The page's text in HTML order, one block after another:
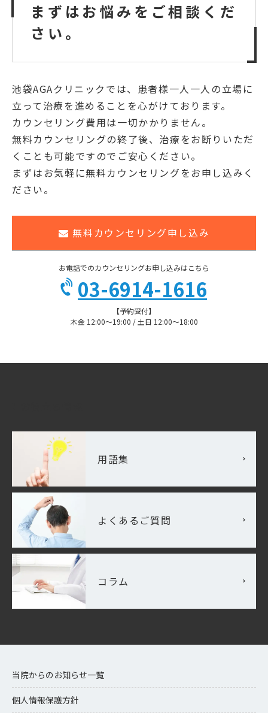
まずはお悩みをご相談くだ
さい。
池袋AGAクリニックでは、患者様一人一人の立場に
立って治療を進めることを心がけております。
カウンセリング費用は一切かかりません。
無料カウンセリングの終了後、治療をお断りいただ
くことも可能ですのでご安心ください。
まずはお気軽に無料カウンセリングをお申し込みく
ださい。
無料カウンセリング申し込み
お電話でのカウンセリングお申し込みはこちら
03-6914-1616
【予約受付】
木金 12:00〜19:00 / 土日 12:00〜18:00
用語集
よくあるご質問
コラム
当院からのお知らせ一覧
個人情報保護方針